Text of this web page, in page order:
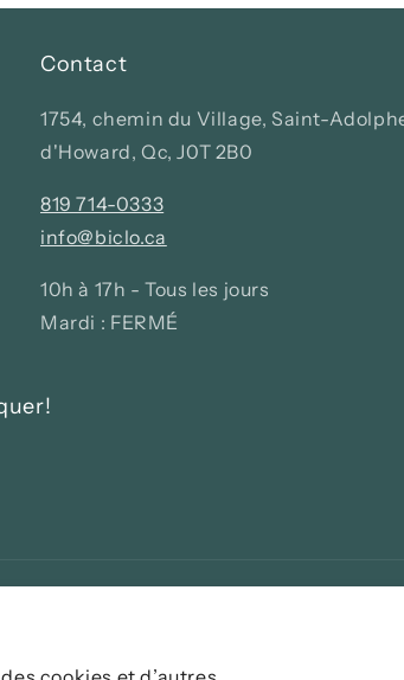
Contact
1754, chemin du Village, Saint-
d'Howard, Qc, J0T 2B0
819 714-0333
info@biclo.ca
10h à 17h - Tous les jours
Mardi : FERMÉ